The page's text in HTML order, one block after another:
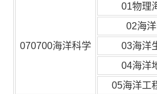
070700海洋科学
01物理
02海
03海洋
04海洋
05海洋工